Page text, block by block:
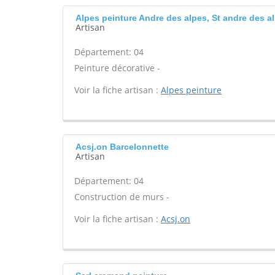
Alpes peinture Andre des alpes, St andre des
Artisan
Département: 04
Peinture décorative -
Voir la fiche artisan : Alpes peinture
Acsj.on Barcelonnette
Artisan
Département: 04
Construction de murs -
Voir la fiche artisan : Acsj.on